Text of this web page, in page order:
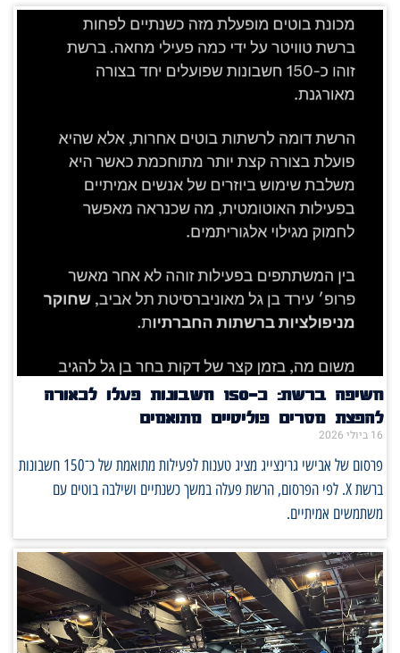
חשיפה ברשת: כ־150 חשבונות פעלו לכאורה
להפצת מסרים פוליטיים מתואמים
16 ביולי 2026
פרסום של אבישי גרינצייג מציג טענות לפעילות מתואמת של כ־150 חשבונות
ברשת X. לפי הפרסום, הרשת פעלה במשך כשנתיים ושילבה בוטים עם
משתמשים אמיתיים.